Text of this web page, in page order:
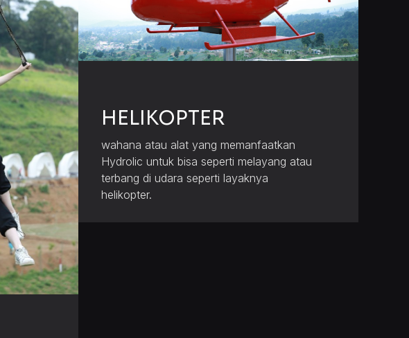
HELIKOPTER
wahana atau alat yang memanfaatkan
Hydrolic untuk bisa seperti melayang atau
terbang di udara seperti layaknya
helikopter.